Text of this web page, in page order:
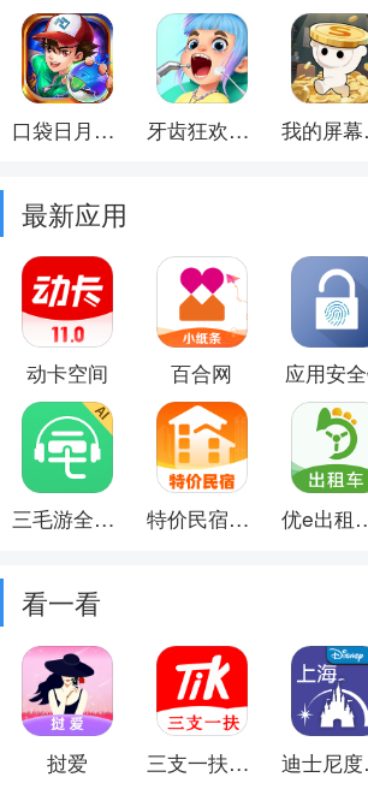
口袋日月游戏软件 牙齿狂欢派对
最新应用
动卡空间 百合网 应用安
三毛游全球景点讲解语音导游 特价民宿预订 优e
看一看
挝爱 三支一扶题小宝